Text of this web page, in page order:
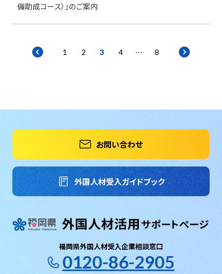
備助成コース）」のご案内
p
1 2 3 4 … 8
n
お問い合わせ
外国人材受入ガイドブック
福岡県外国人材受入企業相談窓口
0120-86-2905